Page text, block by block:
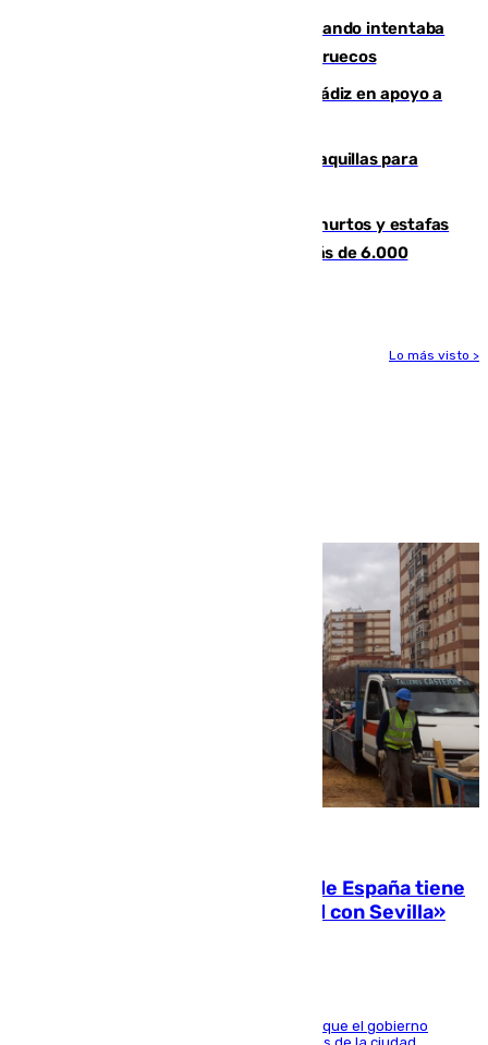
Fallece un joven tras caer al mar cuando intentaba
entrar en parapente a Ceuta desde Marruecos
CIES NO moviliza a la provincia de Cádiz en apoyo a
El mercado de Jerez refrigera sus taquillas para
Detenida una pareja por presuntos hurtos y estafas
en Málaga tras ser descubiertos con más de 6.000
Lo más visto >
Javier Fernández: «El Gobierno de España tiene
una preocupación y una prioridad con Sevilla»
El presidente de la Diputación de Sevilla alega que el gobierno